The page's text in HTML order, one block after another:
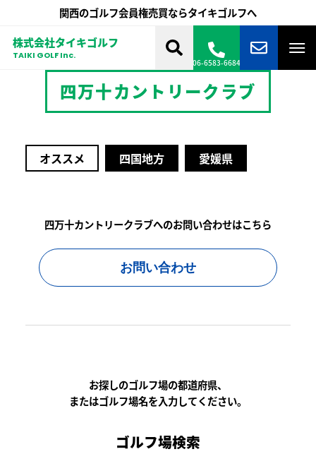
関西のゴルフ会員権売買ならタイキゴルフへ
株式会社タイキゴルフ
TAIKI GOLF Inc.
06-6583-6684
四万十カントリークラブ
オススメ 四国地方 愛媛県
四万十カントリークラブへのお問い合わせはこちら
お問い合わせ
お探しのゴルフ場の都道府県、
またはゴルフ場名を入力してください。
ゴルフ場検索